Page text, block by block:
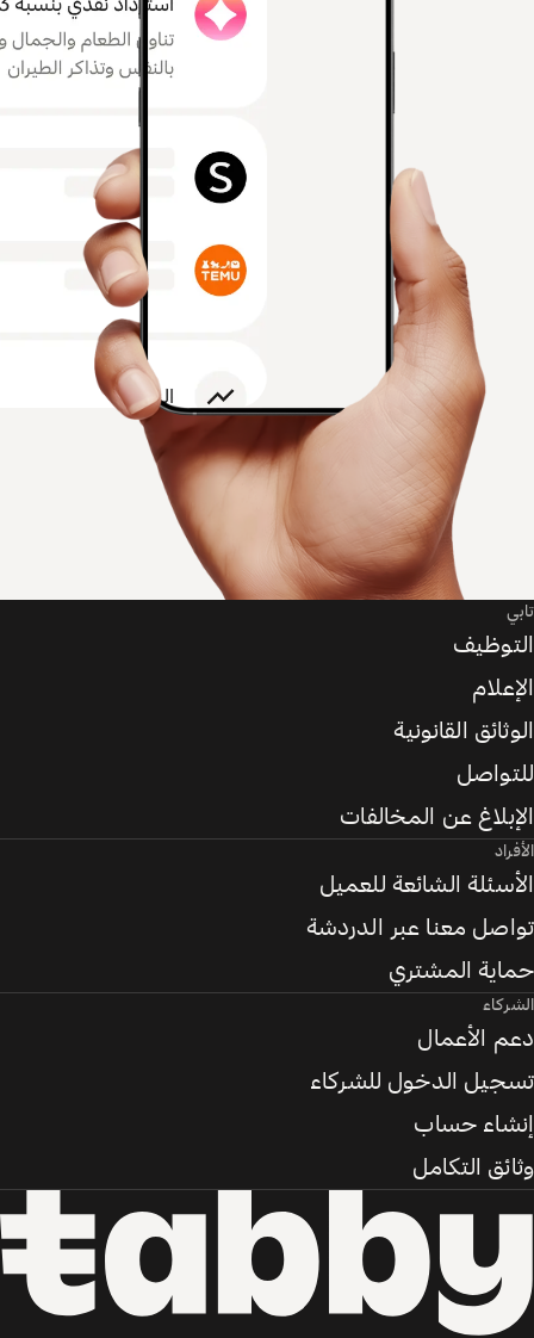
تابي
التوظيف
الإعلام
الوثائق القانونية
للتواصل
الإبلاغ عن المخالفات
الأفراد
الأسئلة الشائعة للعميل
تواصل معنا عبر الدردشة
حماية المشتري
الشركاء
دعم الأعمال
تسجيل الدخول للشركاء
إنشاء حساب
وثائق التكامل